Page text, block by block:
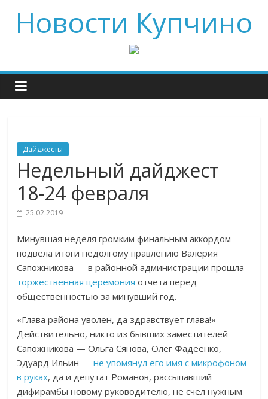
Новости Купчино
Дайджесты
Недельный дайджест
18-24 февраля
25.02.2019
Минувшая неделя громким финальным аккордом
подвела итоги недолгому правлению Валерия
Сапожникова — в районной администрации прошла
торжественная церемония отчета перед
общественностью за минувший год.
«Глава района уволен, да здравствует глава!»
Действительно, никто из бывших заместителей
Сапожникова — Ольга Сянова, Олег Фадеенко,
Эдуард Ильин —не упомянул его имя с микрофоном
в руках, да и депутат Романов, рассыпавший
дифирамбы новому руководителю, не счел нужным